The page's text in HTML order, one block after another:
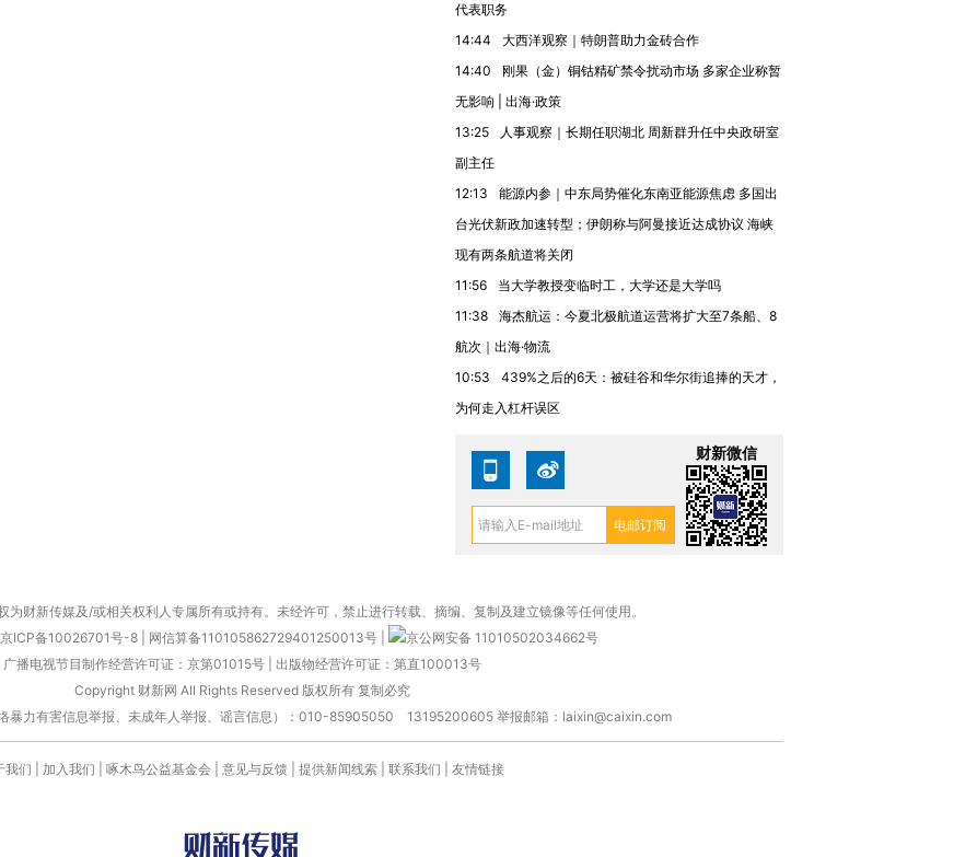
代表职务
14:44
大西洋观察｜特朗普助力金砖合作
14:40
刚果（金）铜钴精矿禁令扰动市场 多家企业称暂
无影响 | 出海·政策
13:25
人事观察｜长期任职湖北 周新群升任中央政研室
副主任
12:13
能源内参｜中东局势催化东南亚能源焦虑 多国出
台光伏新政加速转型；伊朗称与阿曼接近达成协议 海峡
现有两条航道将关闭
11:56
当大学教授变临时工，大学还是大学吗
11:38
海杰航运：今夏北极航道运营将扩大至7条船、8
航次｜出海·物流
10:53
439%之后的6天：被硅谷和华尔街追捧的天才，
为何走入杠杆误区
财新微信
为财新传媒及/或相关权利人专属所有或持有。未经许可，禁止进行转载、摘编、复制及建立镜像等任何使用。
京ICP备10026701号-8 网信算备110105862729401250013号
京公网安备 11010502034662号
广播电视节目制作经营许可证：京第01015号| 出版物经营许可证：第直100013号
Copyright 财新网 All Rights Reserved 版权所有 复制必究
暴力有害信息举报、未成年人举报、谣言信息）：010-85905050 13195200605 举报邮箱：laixin@caixin.com
我们 加入我们 啄木鸟公益基金会 意见与反馈 提供新闻线索 联系我们 友情链接